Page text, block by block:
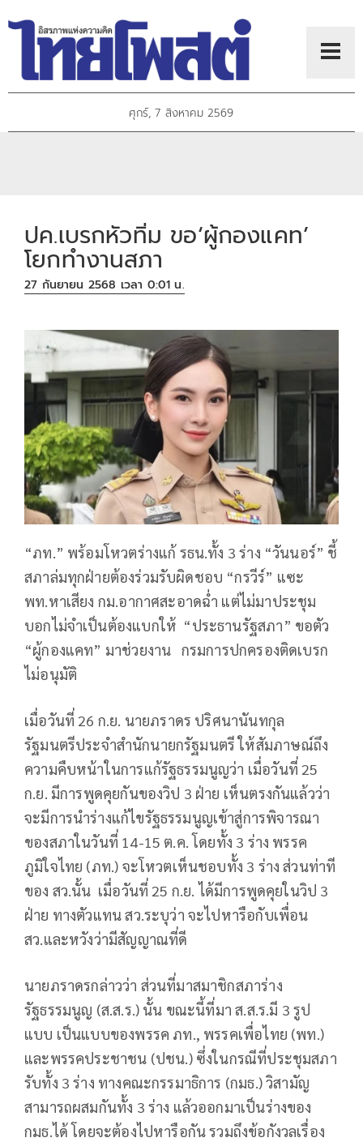
ศุกร์, 7 สิงหาคม 2569
ปค.เบรกหัวทิ่ม ขอ‘ผู้กองแคท’
โยกทำงานสภา
27 กันยายน 2568 เวลา 0:01 น.
“ภท.” พร้อมโหวตร่างแก้ รธน.ทั้ง 3 ร่าง “วันนอร์” ชี้
สภาล่มทุกฝ่ายต้องร่วมรับผิดชอบ “กรวีร์” แซะ
พท.หาเสียง กม.อากาศสะอาดฉ่ำ แต่ไม่มาประชุม
บอกไม่จำเป็นต้องแบกให้ “ประธานรัฐสภา” ขอตัว
“ผู้กองแคท” มาช่วยงาน กรมการปกครองติดเบรก
ไม่อนุมัติ
เมื่อวันที่ 26 ก.ย. นายภราดร ปริศนานันทกุล
รัฐมนตรีประจำสำนักนายกรัฐมนตรี ให้สัมภาษณ์ถึง
ความคืบหน้าในการแก้รัฐธรรมนูญว่า เมื่อวันที่ 25
ก.ย. มีการพูดคุยกันของวิป 3 ฝ่าย เห็นตรงกันแล้วว่า
จะมีการนำร่างแก้ไขรัฐธรรมนูญเข้าสู่การพิจารณา
ของสภาในวันที่ 14-15 ต.ค. โดยทั้ง 3 ร่าง พรรค
ภูมิใจไทย (ภท.) จะโหวตเห็นชอบทั้ง 3 ร่าง ส่วนท่าที
ของ สว.นั้น เมื่อวันที่ 25 ก.ย. ได้มีการพูดคุยในวิป 3
ฝ่าย ทางตัวแทน สว.ระบุว่า จะไปหารือกับเพื่อน
สว.และหวังว่ามีสัญญาณที่ดี
นายภราดรกล่าวว่า ส่วนที่มาสมาชิกสภาร่าง
รัฐธรรมนูญ (ส.ส.ร.) นั้น ขณะนี้ที่มา ส.ส.ร.มี 3 รูป
แบบ เป็นแบบของพรรค ภท., พรรคเพื่อไทย (พท.)
และพรรคประชาชน (ปชน.) ซึ่งในกรณีที่ประชุมสภา
รับทั้ง 3 ร่าง ทางคณะกรรมาธิการ (กมธ.) วิสามัญ
สามารถผสมกันทั้ง 3 ร่าง แล้วออกมาเป็นร่างของ
กมธ.ได้ โดยจะต้องไปหารือกัน รวมถึงข้อกังวลเรื่อง